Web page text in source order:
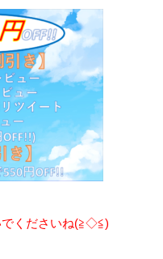
でくださいね(≧◇≦)